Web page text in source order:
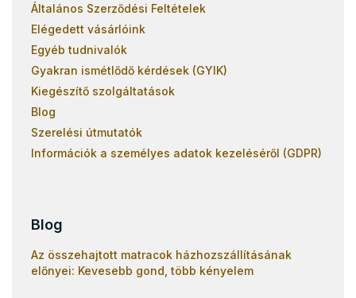
Általános Szerződési Feltételek
Elégedett vásárlóink
Egyéb tudnivalók
Gyakran ismétlődő kérdések (GYIK)
Kiegészítő szolgáltatások
Blog
Szerelési útmutatók
Információk a személyes adatok kezeléséről (GDPR)
Blog
Az összehajtott matracok házhozszállításának
előnyei: Kevesebb gond, több kényelem